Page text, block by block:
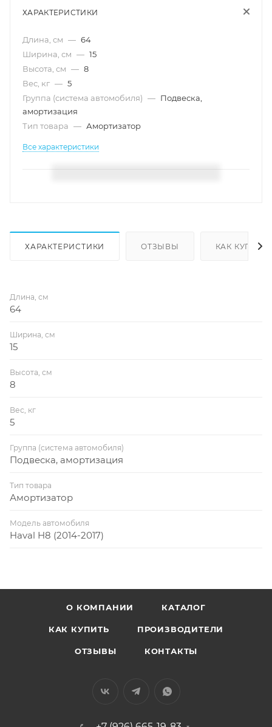
ХАРАКТЕРИСТИКИ
Длина, см — 64
Ширина, см — 15
Высота, см — 8
Вес, кг — 5
Группа (система автомобиля) — Подвеска,
амортизация
Тип товара — Амортизатор
Все характеристики
ХАРАКТЕРИСТИКИ ОТЗЫВЫ КАК КУПИТЬ
Длина, см
64
Ширина, см
15
Высота, см
8
Вес, кг
5
Группа (система автомобиля)
Подвеска, амортизация
Тип товара
Амортизатор
Модель автомобиля
Haval H8 (2014-2017)
О КОМПАНИИ КАТАЛОГ
КАК КУПИТЬ ПРОИЗВОДИТЕЛИ
ОТЗЫВЫ КОНТАКТЫ